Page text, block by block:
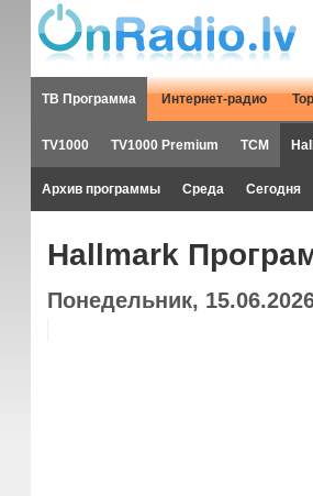
ТВ Программа Интернет-радио
TV1000 TV1000 Premium TCM
Архив программы Среда Сегодня
Hallmark
Понедельник,